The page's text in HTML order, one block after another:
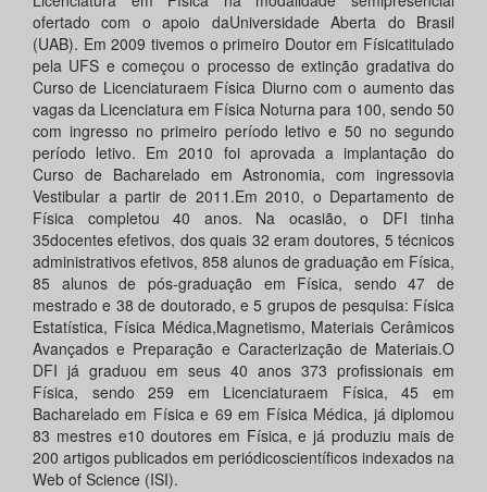
ofertado com o apoio daUniversidade Aberta do Brasil
(UAB). Em 2009 tivemos o primeiro Doutor em Físicatitulado
pela UFS e começou o processo de extinção gradativa do
Curso de Licenciaturaem Física Diurno com o aumento das
vagas da Licenciatura em Física Noturna para 100, sendo 50
com ingresso no primeiro período letivo e 50 no segundo
período letivo. Em 2010 foi aprovada a implantação do
Curso de Bacharelado em Astronomia, com ingressovia
Vestibular a partir de 2011.Em 2010, o Departamento de
Física completou 40 anos. Na ocasião, o DFI tinha
35docentes efetivos, dos quais 32 eram doutores, 5 técnicos
administrativos efetivos, 858 alunos de graduação em Física,
85 alunos de pós-graduação em Física, sendo 47 de
mestrado e 38 de doutorado, e 5 grupos de pesquisa: Física
Estatística, Física Médica,Magnetismo, Materiais Cerâmicos
Avançados e Preparação e Caracterização de Materiais.O
DFI já graduou em seus 40 anos 373 profissionais em
Física, sendo 259 em Licenciaturaem Física, 45 em
Bacharelado em Física e 69 em Física Médica, já diplomou
83 mestres e10 doutores em Física, e já produziu mais de
200 artigos publicados em periódicoscientíficos indexados na
Web of Science (ISI).